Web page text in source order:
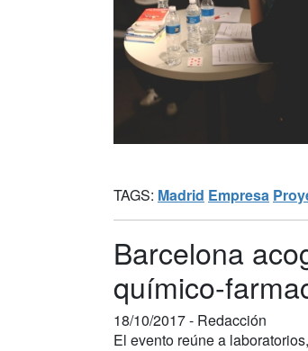
TAGS: Madrid Empresa
Barcelona
químico-
18/10/2017 - Redacción
El evento reúne a